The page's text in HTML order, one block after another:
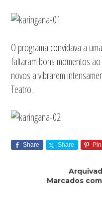
O programa convidava a
faltaram bons momentos
novos a vibrarem
Teatro.
Share Share Pin
Marcados